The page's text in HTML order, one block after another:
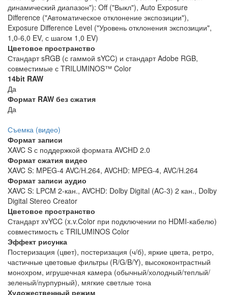
динамический диапазон"): Off ("Выкл"), Auto Exposure
Difference ("Автоматическое отклонение экспозиции"),
Exposure Difference Level ("Уровень отклонения экспозиции",
1,0-6,0 EV, с шагом 1,0 EV)
Цветовое пространство
Стандарт sRGB (с гаммой sYCC) и стандарт Adobe RGB,
совместимые с TRILUMINOS™ Color
14bit RAW
Да
Формат RAW без сжатия
Да
Съемка (видео)
Формат записи
XAVC S с поддержкой формата AVCHD 2.0
Формат сжатия видео
XAVC S: MPEG-4 AVC/H.264, AVCHD: MPEG-4, AVC/H.264
Формат записи аудио
XAVC S: LPCM 2-кан., AVCHD: Dolby Digital (AC-3) 2 кан., Dolby
Digital Stereo Creator
Цветовое пространство
Стандарт xvYCC (x.v.Color при подключении по HDMI-кабелю)
совместимость с TRILUMINOS Color
Эффект рисунка
Постеризация (цвет), постеризация (ч/б), яркие цвета, ретро,
частичные цветовые фильтры (R/G/B/Y), высококонтрастный
монохром, игрушечная камера (обычный/холодный/теплый/
зеленый/пурпурный), мягкие светлые тона
Художественный режим